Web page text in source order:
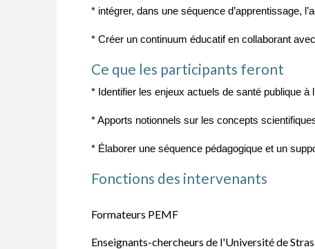
* intégrer, dans une séquence d’apprentissage,
* Créer un continuum éducatif en collaborant
Ce que les participants feront
* Identifier les enjeux actuels de santé publique à
* Apports notionnels sur les concepts
* Élaborer une séquence pédagogique et un
Fonctions des intervenants
Formateurs PEMF
Enseignants-chercheurs de l'Université de